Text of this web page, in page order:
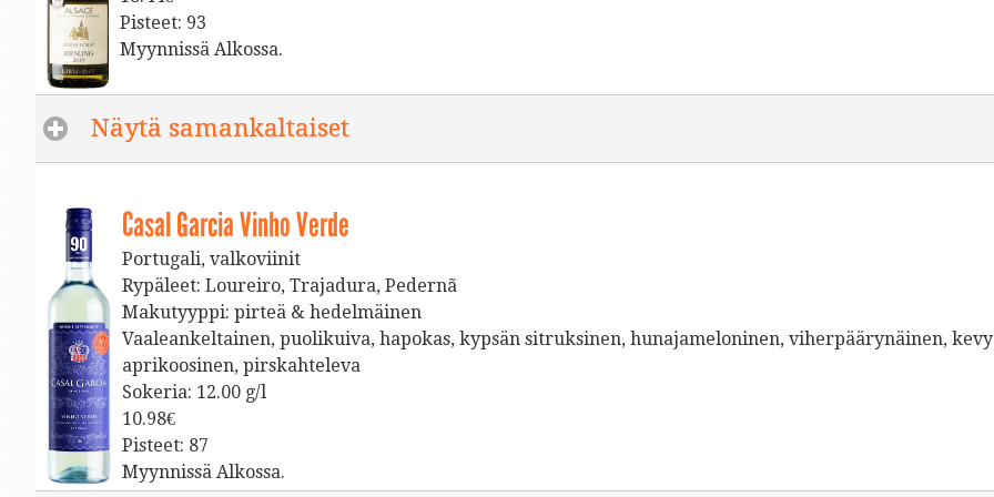
Pisteet: 93
Myynnissä Alkossa.
Näytä samankaltaiset
Casal Garcia Vinho Verde
Portugali, valkoviinit
Rypäleet: Loureiro, Trajadura, Pedernã
Makutyyppi: pirteä & hedelmäinen
Vaaleankeltainen, puolikuiva, hapokas, kypsän sitruksinen, hunajameloninen, viherpäärynäinen,
aprikoosinen, pirskahteleva
Sokeria: 12.00 g/l
10.98€
Pisteet: 87
Myynnissä Alkossa.